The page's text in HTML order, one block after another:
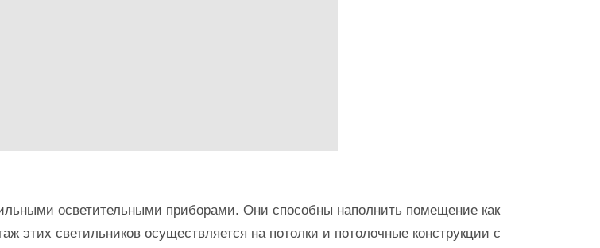
осветительными приборами. Они способны наполнить помещение как
этих светильников осуществляется на потолки и потолочные конструкции с